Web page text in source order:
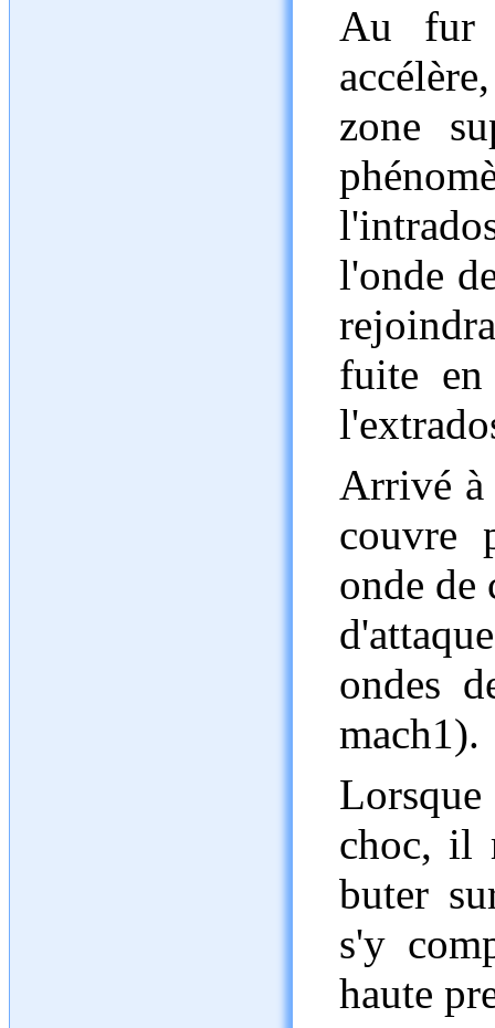
Au fur
zone
l'onde
fuite en
Arrivé à
couvre
onde de
ondes
mach1).
choc, il
buter
s'y
haute